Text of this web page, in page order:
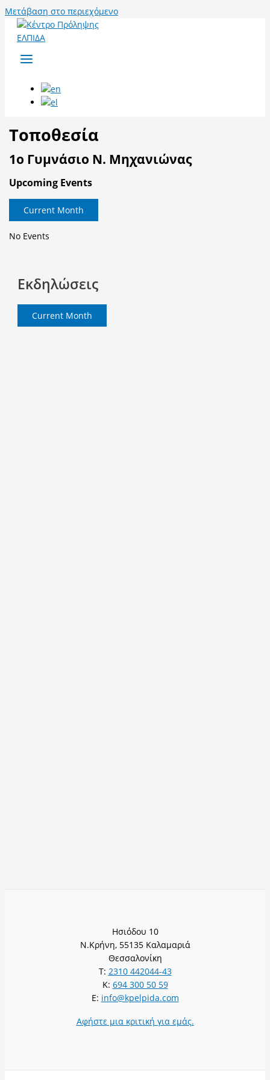
Μετάβαση στο περιεχόμενο
Τοποθεσία
1ο Γυμνάσιο Ν. Μηχανιώνας
Upcoming Events
Current Month
No Events
Εκδηλώσεις
Current Month
Ησιόδου 10
Ν.Κρήνη, 55135 Καλαμαριά
Θεσσαλονίκη
T: 2310 442044-43
K: 694 300 50 59
E: info@kpelpida.com
Αφήστε μια κριτική για εμάς.